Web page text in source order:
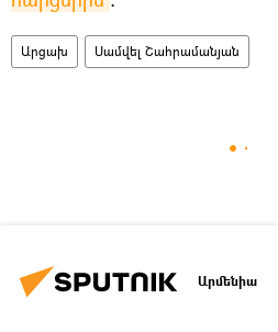
Արցախ Սամվել Շահրամանյան
Արմենիա